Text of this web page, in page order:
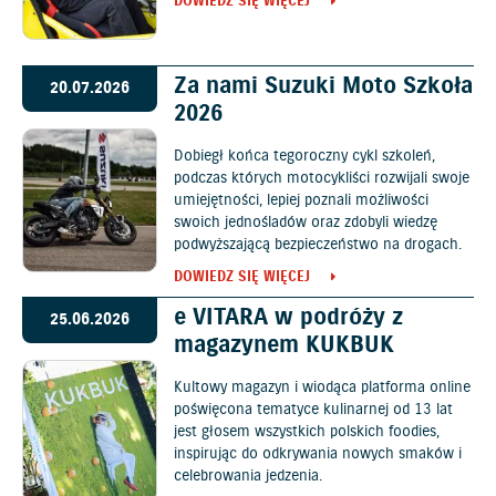
20.07.2026
Za nami Suzuki Moto Szkoła
2026
Dobiegł końca tegoroczny cykl szkoleń,
podczas których motocykliści rozwijali swoje
umiejętności, lepiej poznali możliwości
swoich jednośladów oraz zdobyli wiedzę
podwyższającą bezpieczeństwo na drogach.
DOWIEDZ SIĘ WIĘCEJ
25.06.2026
e VITARA w podróży z
magazynem KUKBUK
Kultowy magazyn i wiodąca platforma online
poświęcona tematyce kulinarnej od 13 lat
jest głosem wszystkich polskich foodies,
inspirując do odkrywania nowych smaków i
celebrowania jedzenia.